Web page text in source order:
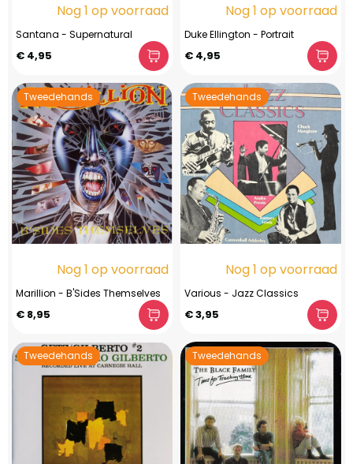
Nog 1 op voorraad
Santana - Supernatural
€ 4,95
Nog 1 op voorraad
Duke Ellington - Portrait
€ 4,95
Tweedehands
Nog 1 op voorraad
Marillion - B'Sides Themselves
€ 8,95
Tweedehands
Nog 1 op voorraad
Various - Jazz Classics
€ 3,95
Tweedehands Tweedehands